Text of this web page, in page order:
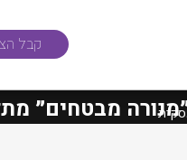
קבל
מבטחים״מתל-